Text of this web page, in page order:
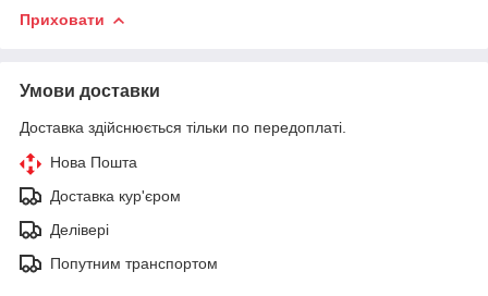
Приховати
Умови доставки
Доставка здійснюється тільки по передоплаті.
Нова Пошта
Доставка кур'єром
Делівері
Попутним транспортом